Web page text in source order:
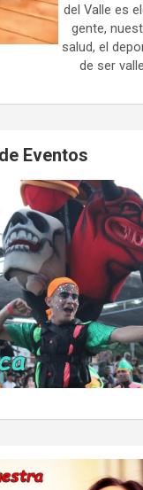
del Valle es
gente,
salud, el
de ser
Eventos